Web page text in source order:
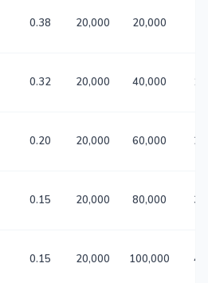
0.38 20,000 20,000
0.32 20,000 40,000
0.20 20,000 60,000
0.15 20,000 80,000
0.15 20,000 100,000